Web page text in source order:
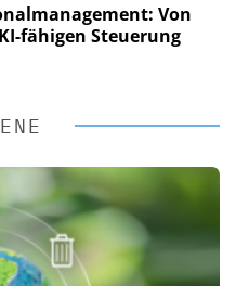
Von
fähigen Steuerung